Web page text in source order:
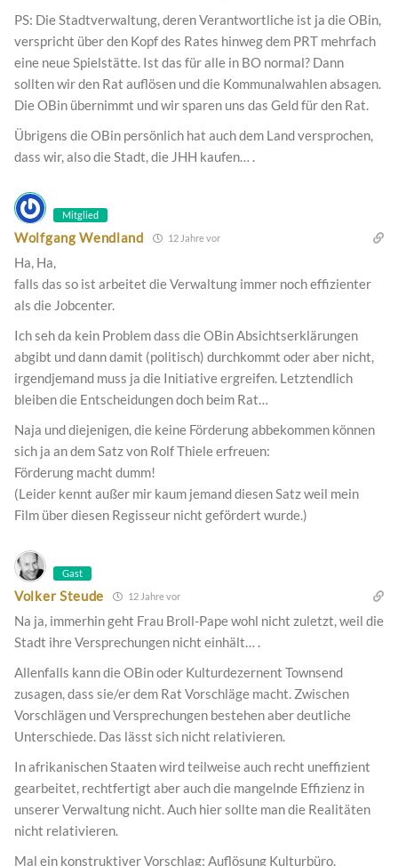
PS: Die Stadtverwaltung, deren Verantwortliche ist ja die OBin,
verspricht über den Kopf des Rates hinweg dem PRT mehrfach
eine neue Spielstätte. Ist das für alle in BO normal? Dann
sollten wir den Rat auflösen und die Kommunalwahlen absagen.
Die OBin übernimmt und wir sparen uns das Geld für den Rat.
Übrigens die OBin persönlich hat auch dem Land versprochen,
dass wir, also die Stadt, die JHH kaufen… .
Mitglied
Wolfgang Wendland 12 Jahre vor
Ha, Ha,
falls das so ist arbeitet die Verwaltung immer noch effizienter
als die Jobcenter.
Ich seh da kein Problem dass die OBin Absichtserklärungen
abgibt und dann damit (politisch) durchkommt oder aber nicht,
irgendjemand muss ja die Initiative ergreifen. Letztendlich
bleiben die Entscheidungen doch beim Rat…
Naja und diejenigen, die keine Förderung abbekommen können
sich ja an dem Satz von Rolf Thiele erfreuen:
Förderung macht dumm!
(Leider kennt außer mir kaum jemand diesen Satz weil mein
Film über diesen Regisseur nicht gefördert wurde.)
Gast
Volker Steude 12 Jahre vor
Na ja, immerhin geht Frau Broll-Pape wohl nicht zuletzt, weil die
Stadt ihre Versprechungen nicht einhält… .
Allenfalls kann die OBin oder Kulturdezernent Townsend
zusagen, dass sie/er dem Rat Vorschläge macht. Zwischen
Vorschlägen und Versprechungen bestehen aber deutliche
Unterschiede. Das lässt sich nicht relativieren.
In afrikanischen Staaten wird teilweise auch recht uneffizient
gearbeitet, rechtfertigt aber auch die mangelnde Effizienz in
unserer Verwaltung nicht. Auch hier sollte man die Realitäten
nicht relativieren.
Mal ein konstruktiver Vorschlag: Auflösung Kulturbüro.